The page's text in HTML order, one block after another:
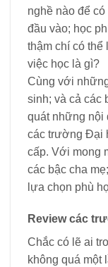
nghề nào để
đầu vào; học
thậm chí có thể
việc học là gì?
Cùng với
sinh; và cả các
quát những nội
các trường Đại
cấp. Với mong
các bậc cha
lựa chọn phù
Review các
Chắc có lẽ ai
không quá một